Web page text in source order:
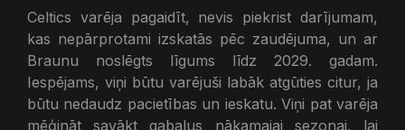
Celtics varēja pagaidīt, nevis piekrist darījumam,
kas nepārprotami izskatās pēc zaudējuma, un ar
Braunu noslēgts līgums līdz 2029. gadam.
Iespējams, viņi būtu varējuši labāk atgūties citur, ja
būtu nedaudz pacietības un ieskatu. Viņi pat varēja
mēģināt savākt gabalus nākamajai sezonai, lai